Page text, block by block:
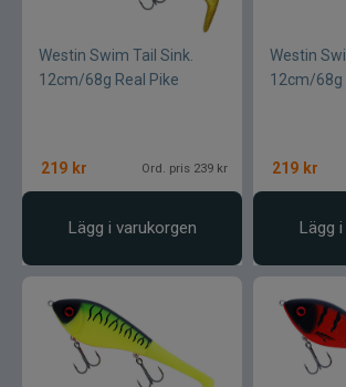
Westin Swim Tail Sink.
12cm/68g Real Pike
219 kr Ord. pris 239 kr
Lägg i varukorgen
Westin
12cm/68g
219 kr
Lägg